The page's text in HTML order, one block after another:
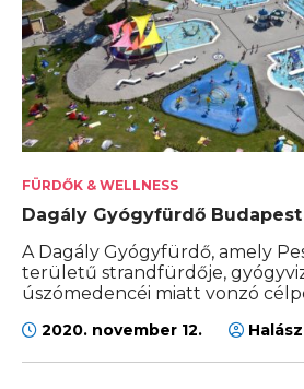
FÜRDŐK & WELLNESS
Dagály Gyógyfürdő Budapest
A Dagály Gyógyfürdő, amely
területű strandfürdője,
úszómedencéi miatt vonzó
2020. november 12.